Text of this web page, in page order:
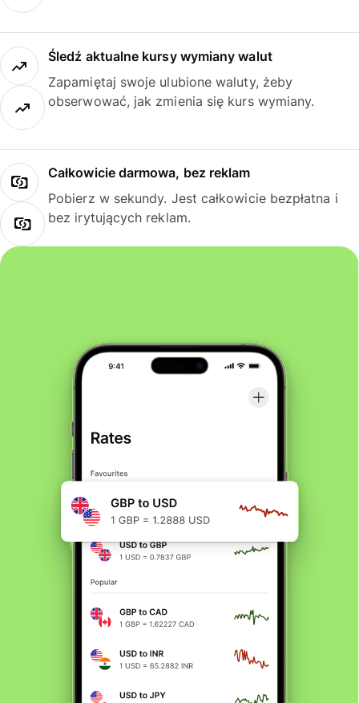
Śledź aktualne kursy wymiany walut
Zapamiętaj swoje ulubione waluty, żeby
obserwować, jak zmienia się kurs wymiany.
Całkowicie darmowa, bez reklam
Pobierz w sekundy. Jest całkowicie bezpłatna i
bez irytujących reklam.